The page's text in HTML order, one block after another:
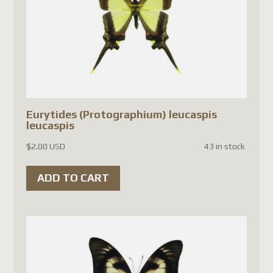
Eurytides (Protographium) leucaspis
leucaspis
$2.00 USD 43 in stock
ADD TO CART
Denmark
Finland
Czech Republic
(as well as a few other
Canada Post's latest updates).
complies with the new
European regulations, the